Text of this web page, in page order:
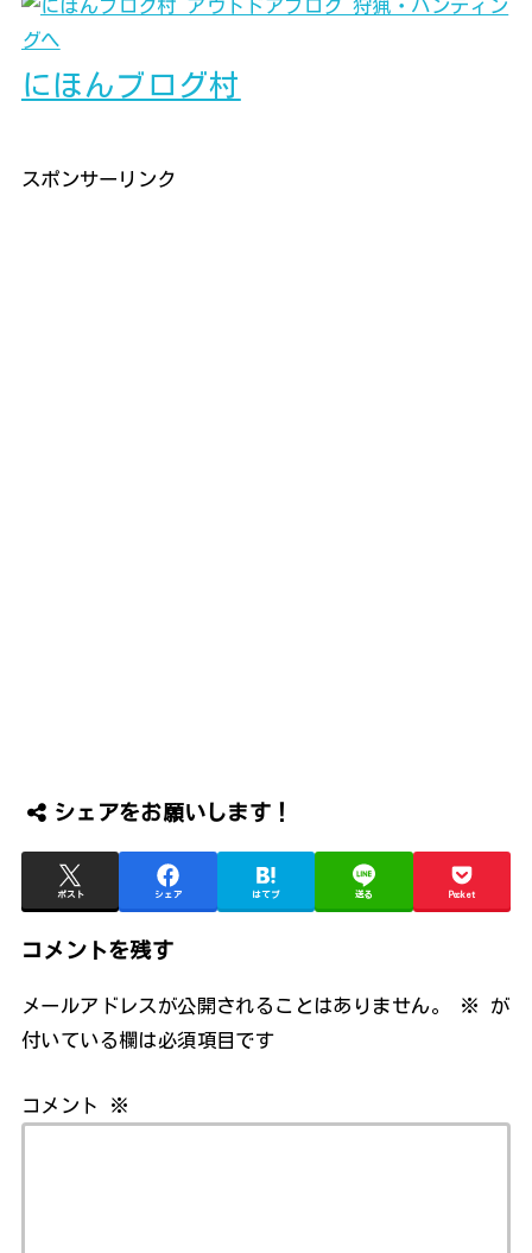
にほんブログ村
スポンサーリンク
シェアをお願いします！
ポスト シェア はてブ 送る Pocket
コメントを残す
メールアドレスが公開されることはありません。 ※
が
付いている欄は必須項目です
コメント ※